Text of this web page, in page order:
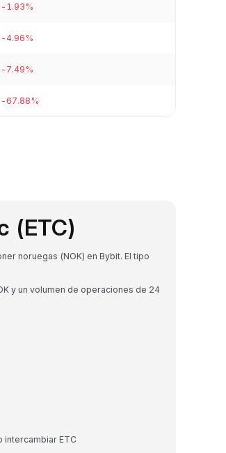
-1.93%
-4.96%
-7.49%
-67.88%
(ETC)
noruegas (NOK) en Bybit. El tipo
y un volumen de operaciones de 24
intercambiar ETC